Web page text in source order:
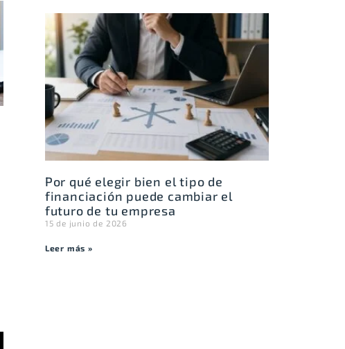
Por qué elegir bien el tipo de
financiación puede cambiar el
futuro de tu empresa
15 de junio de 2026
Leer más »